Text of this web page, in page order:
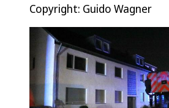
Copyright: Guido Wagner